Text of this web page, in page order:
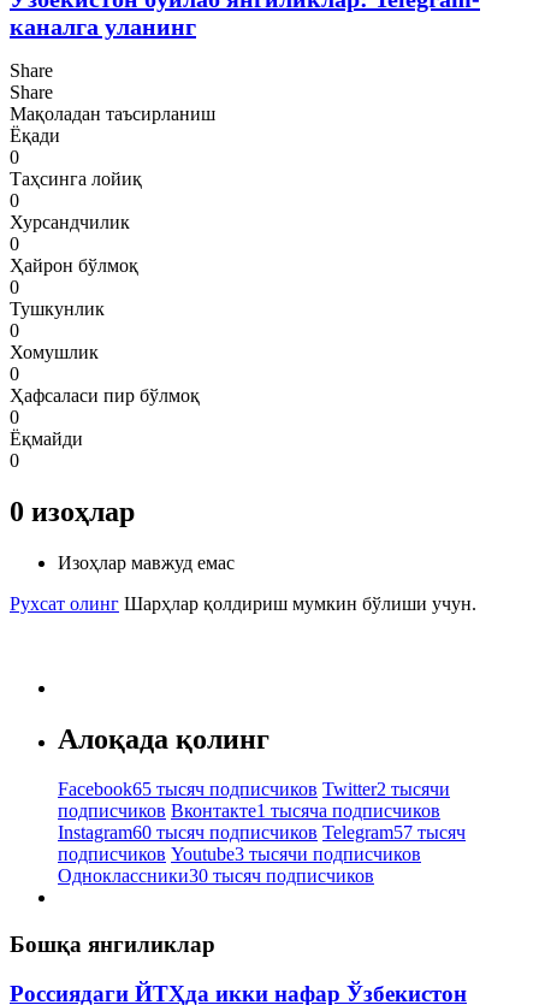
каналга уланинг
Share
Share
Мақоладан таъсирланиш
Ёқади
0
Таҳсинга лойиқ
0
Хурсандчилик
0
Ҳайрон бўлмоқ
0
Тушкунлик
0
Хомушлик
0
Ҳафсаласи пир бўлмоқ
0
Ёқмайди
0
0 изоҳлар
Изоҳлар мавжуд емас
Рухсат олинг Шарҳлар қолдириш мумкин бўлиши учун.
Алоқада қолинг
Facebook65 тысяч подписчиков Twitter2 тысячи
подписчиков Вконтакте1 тысяча подписчиков
Instagram60 тысяч подписчиков Telegram57 тысяч
подписчиков Youtube3 тысячи подписчиков
Одноклассники30 тысяч подписчиков
Бошқа янгиликлар
Россиядаги ЙТҲда икки нафар Ўзбекистон